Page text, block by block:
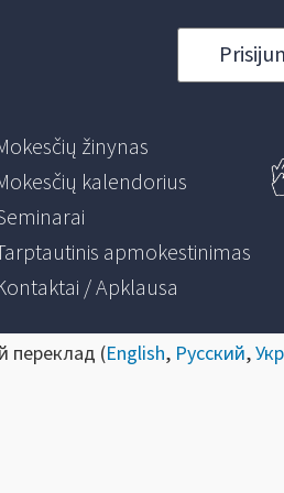
žinynas
kalendorius
apmokestinimas
/ Apklausa
переклад (English, Русский,